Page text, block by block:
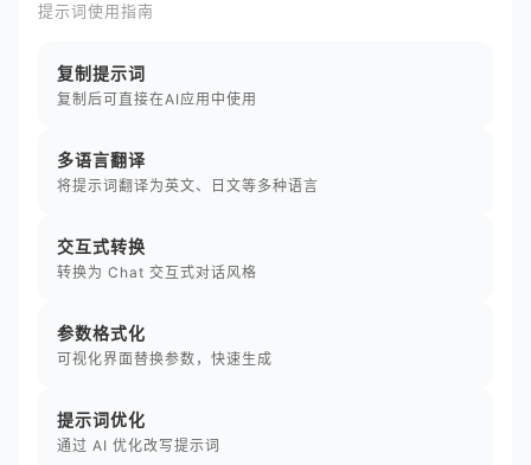
提示词使用指南
复制提示词
复制后可直接在AI应用中使用
多语言翻译
将提示词翻译为英文、日文等多种语言
交互式转换
转换为 Chat 交互式对话风格
参数格式化
可视化界面替换参数，快速生成
提示词优化
通过 AI 优化改写提示词